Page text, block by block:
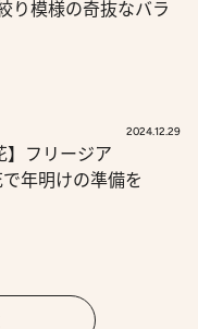
り模様の奇抜なバラ
2024.12.29
】フリージア
年明けの準備を